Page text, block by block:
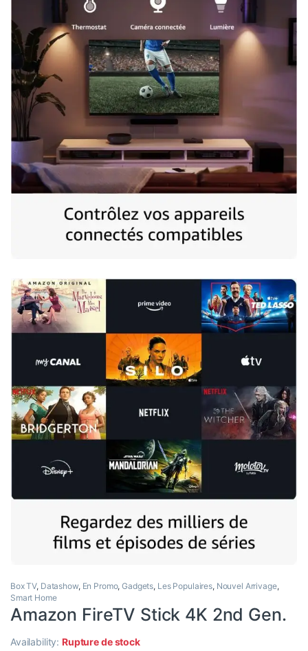
Box TV, Datashow, En Promo,Gadgets, Les Populaires, Nouvel Arrivage,
Smart Home
Amazon FireTV Stick 4K 2nd Gen.
Availability:Rupture de stock